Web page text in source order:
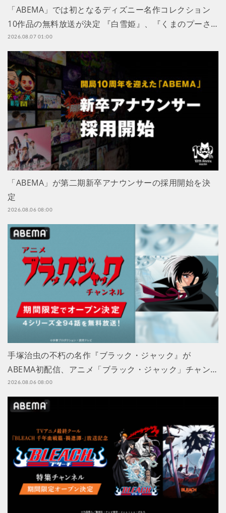
「ABEMA」では初となるディズニー名作コレクション
10作品の無料放送が決定 『白雪姫』、『くまのプーさ…
2026.08.07 01:00
「ABEMA」が第二期新卒アナウンサーの採用開始を決
定
2026.08.06 08:00
手塚治虫の不朽の名作『ブラック・ジャック』が
ABEMA初配信、アニメ「ブラック・ジャック」チャン…
2026.08.06 08:00